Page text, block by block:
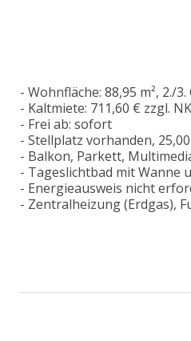
- Wohnfläche: 88,95 m², 2./
- Kaltmiete: 711,60 € zzgl.
- Frei ab: sofort
- Stellplatz vorhanden,
- Balkon, Parkett,
- Tageslichtbad mit Wanne
- Energieausweis nicht
- Zentralheizung (Erdgas),